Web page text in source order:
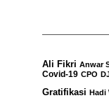
Ali Fikri Anwar
Covid-19 CPO
Gratifikasi Hadi